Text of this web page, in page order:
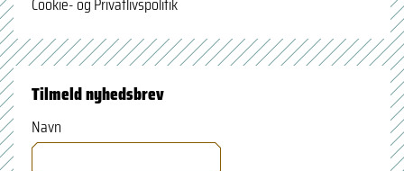
Tilmeld nyhedsbrev
Navn